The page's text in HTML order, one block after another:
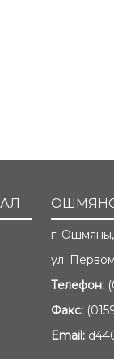
г. Ошмяны,
ул.
Телефон:
Факс:
Email: